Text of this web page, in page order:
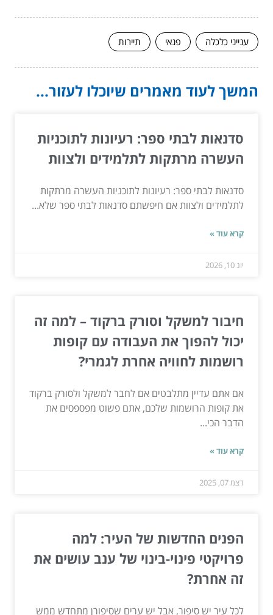
ענייני כלכלה פנאי תיירות
המשך לעוד מאמרים שיוכלו לעזור...
סדנאות לבתי ספר: רעיונות לתוכניות
העשרה מרתקות לתלמידים ולצוות
סדנאות לבתי ספר: רעיונות לתוכניות העשרה מרתקות
לתלמידים ולצוות אם חיפשתם סדנאות לבתי ספר שלא...
קרא עוד »
יונ 10, 2026
חיבור למשקל וסורק ברקוד – למה זה
יכול להפוך את העבודה עם קופות
רושמות לחוויה אחרת לגמרי?
אם אתם עדיין מתלבטים אם לחבר למשקל ולסורק ברקוד
את קופות הרושמות שלכם, אתם פשוט מפספסים את
הדבר הכי...
קרא עוד »
דצמ 07, 2025
הפנים החדשות של העיר: למה
פרויקטי פינוי-בינוי של ענב עושים את
זה אחרת?
לכל עיר יש סיפור, אבל יש ערים שסיפורן מתחדש ממש